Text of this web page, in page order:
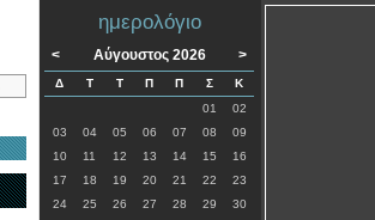
ημερολόγιο
< Αύγουστος 2026 >
Δ Τ Τ Π Π Σ
Κ
01
02
03
04 05 06 07 08
09
10
11 12 13 14 15
16
17
18 19 20 21 22
23
24
25 26 27 28 29
30